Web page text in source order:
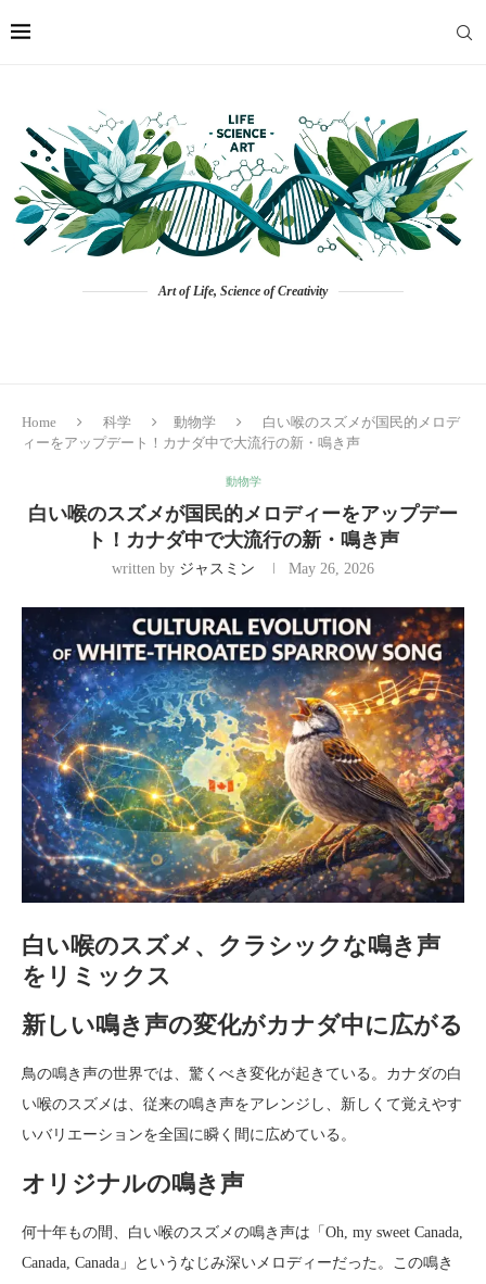
Art of Life, Science of Creativity
Home 科学 動物学
白い喉のスズメが国民的メロデ
ィーをアップデート！カナダ中で大流行の新・鳴き声
動物学
白い喉のスズメが国民的メロディーをアップデー
ト！カナダ中で大流行の新・鳴き声
written by ジャスミン May 26, 2026
白い喉のスズメ、クラシックな鳴き声
をリミックス
新しい鳴き声の変化がカナダ中に広がる
鳥の鳴き声の世界では、驚くべき変化が起きている。カナダの白
い喉のスズメは、従来の鳴き声をアレンジし、新しくて覚えやす
いバリエーションを全国に瞬く間に広めている。
オリジナルの鳴き声
何十年もの間、白い喉のスズメの鳴き声は「Oh, my sweet Canada,
Canada, Canada」というなじみ深いメロディーだった。この鳴き